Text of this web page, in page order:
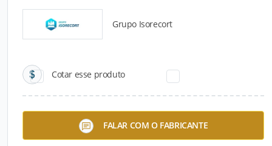
Grupo Isorecort
Cotar esse produto
FALAR COM O FABRICANTE
Catálogos para Download